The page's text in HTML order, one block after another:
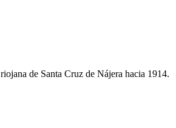
de Santa Cruz de Nájera hacia 1914.